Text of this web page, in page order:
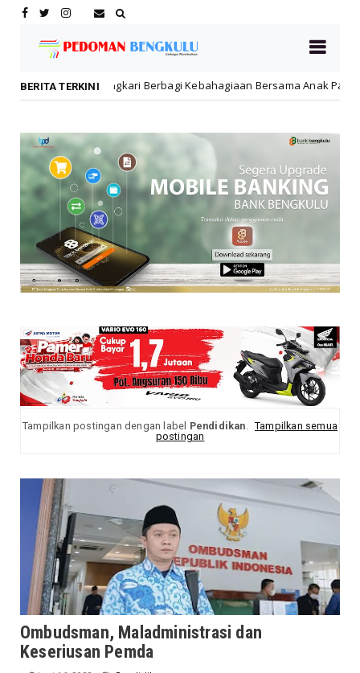
BERITA TERKINIBersama Anak Panti Asuhan Daerah Dikbud
Tampilkan postingan dengan label Pendidikan. Tampilkan semua
postingan
Ombudsman, Maladministrasi dan
Keseriusan Pemda